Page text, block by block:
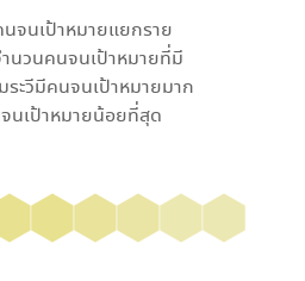
จนเป้าหมายแยกราย
วนคนจนเป้าหมายที่มี
ระวีมีคนจนเป้าหมายมาก
นเป้าหมายน้อยที่สุด